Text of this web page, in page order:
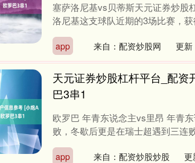
塞萨洛尼基vs贝蒂斯天元证券炒股
洛尼基这支球队近期的3场比赛，
app 来自：配资炒股网 更新
天元证券炒股杠杆平台_配资
巴3串1
欧罗巴 年青东说念主vs里昂 年青
败，冬歇后更是在瑞士超遇到三连
app 来自：配资炒股炒股 更